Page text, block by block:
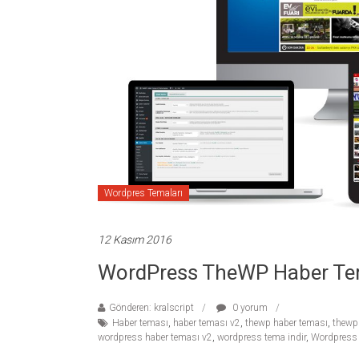
Wordpres Temaları
12 Kasım 2016
WordPress TheWP Haber
Gönderen: kralscript
0 yorum
Haber teması, haber teması v2, thewp haber teması, thewp
wordpress haber teması v2, wordpress tema indir, Wordpress